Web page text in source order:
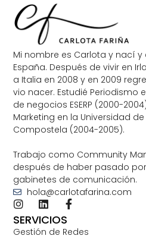
Mi nombre es Carlota y nací y
España. Después de vivir en
a Italia en 2008 y en 2009
vio nacer. Estudié Periodismo
de negocios ESERP (2000-
Marketing en la Universidad
Compostela (2004-2005).
Trabajo como Community
después de haber pasado
gabinetes de comunicación.
hola@carlotafarina.com
SERVICIOS
Gestión de Redes